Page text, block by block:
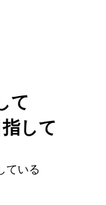
て
して
ている